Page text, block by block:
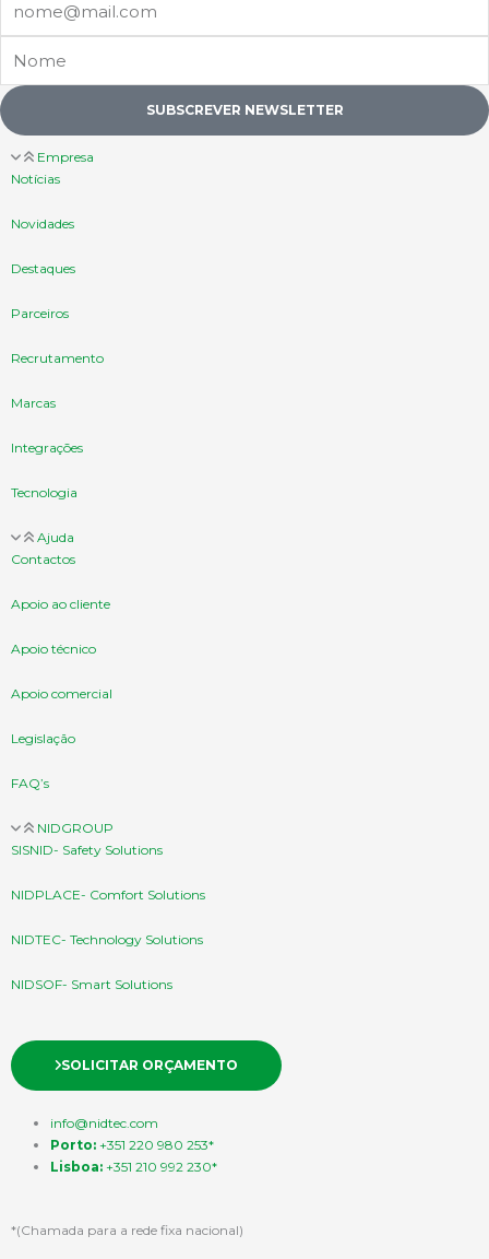
SUBSCREVER NEWSLETTER
Empresa
Notícias
Novidades
Destaques
Parceiros
Recrutamento
Marcas
Integrações
Tecnologia
Ajuda
Contactos
Apoio ao cliente
Apoio técnico
Apoio comercial
Legislação
FAQ’s
NIDGROUP
SISNID- Safety Solutions
NIDPLACE- Comfort Solutions
NIDTEC- Technology Solutions
NIDSOF- Smart Solutions
SOLICITAR ORÇAMENTO
info@nidtec.com
Porto: +351 220 980 253*
Lisboa: +351 210 992 230*
*(Chamada para a rede fixa nacional)